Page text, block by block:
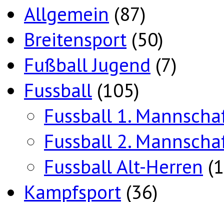
Allgemein (87)
Breitensport (50)
Fußball Jugend (7)
Fussball (105)
Fussball 1.
Fussball 2.
Fussball Alt-Herren
Kampfsport (36)